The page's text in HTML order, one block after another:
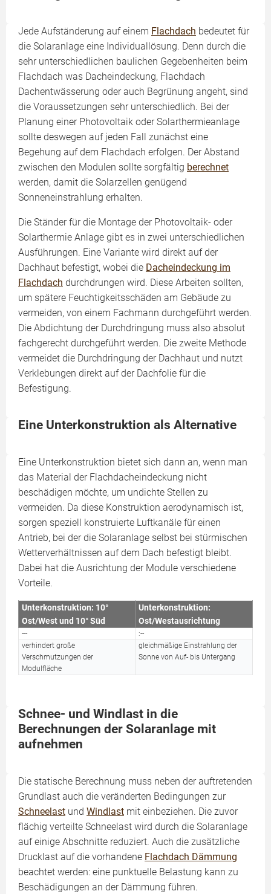
Jede Aufständerung auf einem Flachdach bedeutet für
die Solaranlage eine Individuallösung. Denn durch die
sehr unterschiedlichen baulichen Gegebenheiten beim
Flachdach was Dacheindeckung, Flachdach
Dachentwässerung oder auch Begrünung angeht, sind
die Voraussetzungen sehr unterschiedlich. Bei der
Planung einer Photovoltaik oder Solarthermieanlage
sollte deswegen auf jeden Fall zunächst eine
Begehung auf dem Flachdach erfolgen. Der Abstand
zwischen den Modulen sollte sorgfältig berechnet
werden, damit die Solarzellen genügend
Sonneneinstrahlung erhalten.
Die Ständer für die Montage der Photovoltaik- oder
Solarthermie Anlage gibt es in zwei unterschiedlichen
Ausführungen. Eine Variante wird direkt auf der
Dachhaut befestigt, wobei die Dacheindeckung im
Flachdach durchdrungen wird. Diese Arbeiten sollten,
um spätere Feuchtigkeitsschäden am Gebäude zu
vermeiden, von einem Fachmann durchgeführt werden.
Die Abdichtung der Durchdringung muss also absolut
fachgerecht durchgeführt werden. Die zweite Methode
vermeidet die Durchdringung der Dachhaut und nutzt
Verklebungen direkt auf der Dachfolie für die
Befestigung.
Eine Unterkonstruktion als Alternative
Eine Unterkonstruktion bietet sich dann an, wenn man
das Material der Flachdacheindeckung nicht
beschädigen möchte, um undichte Stellen zu
vermeiden. Da diese Konstruktion aerodynamisch ist,
sorgen speziell konstruierte Luftkanäle für einen
Antrieb, bei der die Solaranlage selbst bei stürmischen
Wetterverhältnissen auf dem Dach befestigt bleibt.
Dabei hat die Ausrichtung der Module verschiedene
Vorteile.
Unterkonstruktion: 10°
Ost/West und 10° Süd
Unterkonstruktion:
Ost/Westausrichtung
---
:--
verhindert große
Verschmutzungen der
Modulfläche
gleichmäßige Einstrahlung der
Sonne von Auf- bis Untergang
Schnee- und Windlast in die
Berechnungen der Solaranlage mit
aufnehmen
Die statische Berechnung muss neben der auftretenden
Grundlast auch die veränderten Bedingungen zur
Schneelast und Windlast mit einbeziehen. Die zuvor
flächig verteilte Schneelast wird durch die Solaranlage
auf einige Abschnitte reduziert. Auch die zusätzliche
Drucklast auf die vorhandene Flachdach Dämmung
beachtet werden: eine punktuelle Belastung kann zu
Beschädigungen an der Dämmung führen.